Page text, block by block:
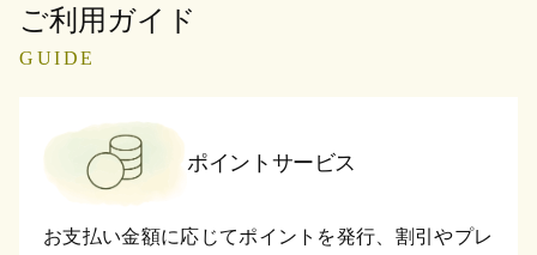
ご利用ガイド
GUIDE
ポイントサービス
お支払い金額に応じてポイントを発行、割引やプレ